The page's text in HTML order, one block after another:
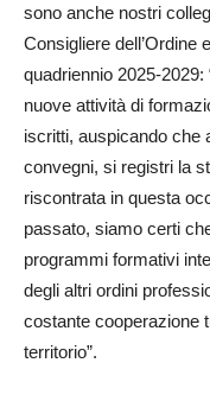
sono anche nostri
Consigliere dell’Ordine
quadriennio 2025-2029:
nuove attività di
iscritti, auspicando che
convegni, si registri la
riscontrata in questa
passato, siamo certi
programmi formativi
degli altri ordini
costante cooperazione
territorio”.